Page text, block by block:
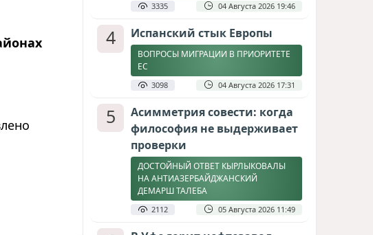
3335 04 Августа 2026 19:46
4 Испанский стык Европы
ВОПРОСЫ МИГРАЦИИ В ПРИОРИТЕТЕ
ЕС
3098 04 Августа 2026 17:31
5
Асимметрия совести: когда
философия не выдерживает
проверки
ДОСТОЙНЫЙ ОТВЕТ КЫРЛЫКОВАЛЫ
НА АНТИАЗЕРБАЙДЖАНСКИЙ
ДЕМАРШ ТАЛЕБА
2112 05 Августа 2026 11:49